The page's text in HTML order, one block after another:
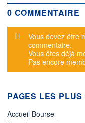
0 COMMENTAIRE
Message
Vous devez être
commentaire.
Vous êtes déjà
Pas encore
PAGES LES
Accueil Bourse